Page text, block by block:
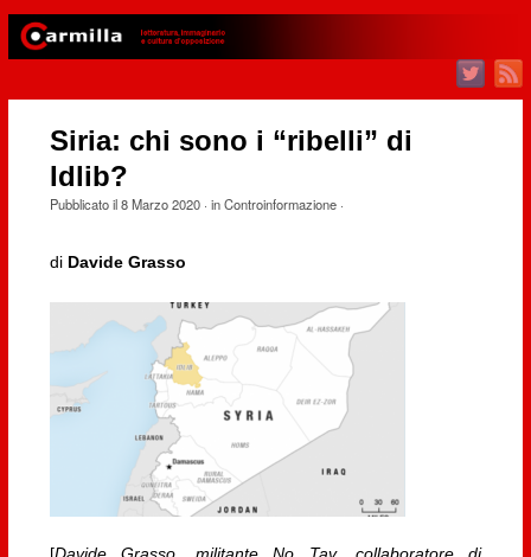
Siria: chi sono i “ribelli” di
Idlib?
Pubblicato il8 Marzo 2020· inControinformazione·
di Davide Grasso
[Davide Grasso, militante No Tav, collaboratore di